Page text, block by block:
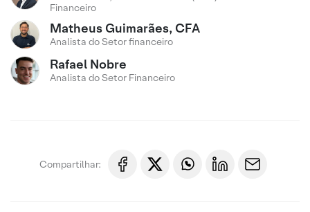
Financeiro
Matheus Guimarães, CFA
Analista do Setor financeiro
Rafael Nobre
Analista do Setor Financeiro
Compartilhar: